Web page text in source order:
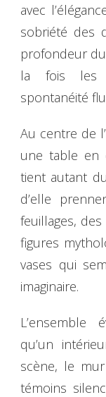
avec
sobriété des
profondeur
la fois les
spontanéité
Au centre de
une table en
tient autant
d’elle
feuillages,
figures
vases qui
imaginaire.
L’ensemble
qu’un
scène, le
témoins